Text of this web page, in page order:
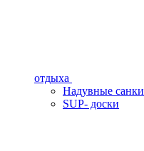
отдыха
Надувные санки
SUP- доски